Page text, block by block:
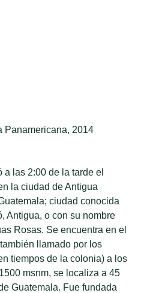
Panamericana, 2014
las 2:00 de la tarde el
la ciudad de Antigua
ciudad conocida
Antigua, o con su nombre
Rosas. Se encuentra en el
llamado por los
tiempos de la colonia) a los
msnm, se localiza a 45
Guatemala. Fue fundada